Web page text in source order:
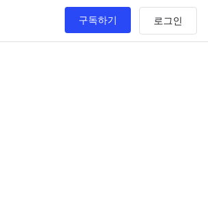
구독하기